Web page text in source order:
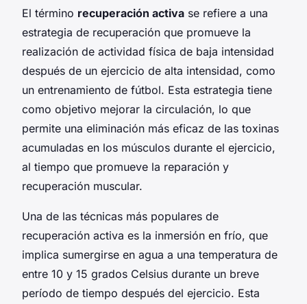
El término recuperación activa se refiere a una
estrategia de recuperación que promueve la
realización de actividad física de baja intensidad
después de un ejercicio de alta intensidad, como
un entrenamiento de fútbol. Esta estrategia tiene
como objetivo mejorar la circulación, lo que
permite una eliminación más eficaz de las toxinas
acumuladas en los músculos durante el ejercicio,
al tiempo que promueve la reparación y
recuperación muscular.
Una de las técnicas más populares de
recuperación activa es la inmersión en frío, que
implica sumergirse en agua a una temperatura de
entre 10 y 15 grados Celsius durante un breve
período de tiempo después del ejercicio. Esta